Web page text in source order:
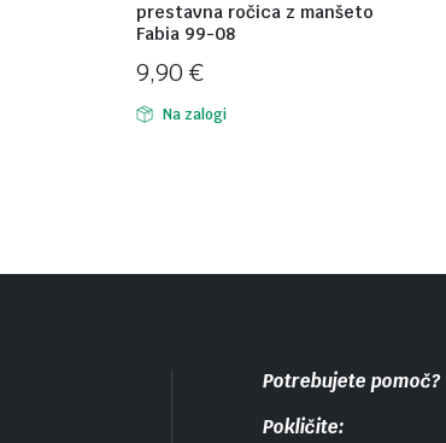
prestavna ročica z manšeto
Fabia 99-08
9,90 €
Na zalogi
Potrebujete pomoč?
Pokličite: